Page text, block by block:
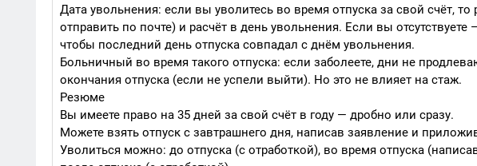
Дата увольнения: если вы уволитесь во время отпуска за свой счёт,
отправить по почте) и расчёт в день увольнения. Если вы
чтобы последний день отпуска совпадал с днём увольнения.
Больничный во время такого отпуска: если заболеете, дни не
окончания отпуска (если не успели выйти). Но это не влияет на стаж.
Резюме
Вы имеете право на 35 дней за свой счёт в году — дробно или сразу.
Можете взять отпуск с завтрашнего дня, написав заявление и
Уволиться можно: до отпуска (с отработкой), во время отпуска